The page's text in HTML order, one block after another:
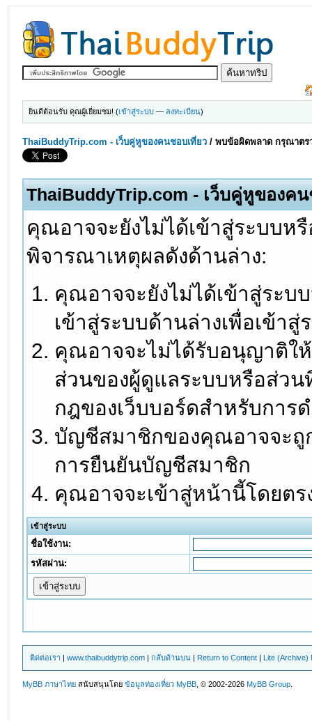
ยินดีต้อนรับ คุณผู้เยี่ยมชม! (เข้าสู่ระบบ — ลงทะเบียน)
ThaiBuddyTrip.com - เว็บคู่หูของคนชอบเที่ยว /พบข้อผิดพลาด กรุณาตร
ThaiBuddyTrip.com - เว็บคู่หูของค
คุณอาจจะยังไม่ได้เข้าสู่ระบบ
พิจารณาเหตุผลดังด้านล่าง:
คุณอาจจะยังไม่ได้เข้าสู่ระบ
เข้าสู่ระบบด้านล่างเพื่อเข้า
คุณอาจจะไม่ได้รับอนุญาติใ
ส่วนของผู้ดูแลระบบหรือส่ว
กฎของเว็บบอร์ดสำหรับการ
บัญชีสมาชิกของคุณอาจจะถู
การยืนยันบัญชีสมาชิก
คุณอาจจะเข้าสู่หน้านี้โดยต
เข้าสู่ระบบ
ชื่อใช้งาน:
รหัสผ่าน:
ติดต่อเรา |www.thaibuddytrip.com |กลับด้านบน | Return to Content | Lite (Archive)
MyBB ภาษาไทย สนับสนุนโดยข้อมูลท่องเที่ยว MyBB , © 2002-2026MyBB Group